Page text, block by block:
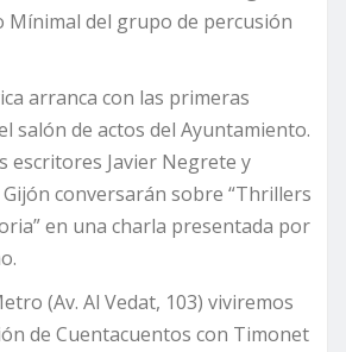
Mínimal del grupo de percusión
arranca con las primeras
salón de actos del Ayuntamiento.
escritores Javier Negrete y
conversarán sobre “Thrillers
en una charla presentada por
(Av. Al Vedat, 103) viviremos
de Cuentacuentos con Timonet